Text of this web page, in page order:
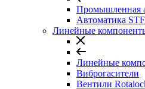
Промышленная
Автоматика STF
Линейные
Линейные
Виброгасители
Вентили